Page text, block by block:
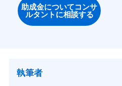
助成金についてコンサ
ルタントに相談する
執筆者